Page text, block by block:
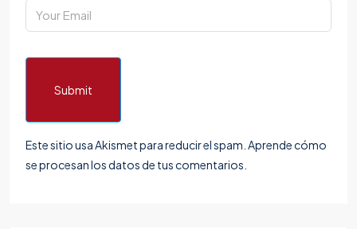
Submit
Este sitio usa Akismet para reducir el spam. Aprende cómo
se procesan los datos de tus comentarios.